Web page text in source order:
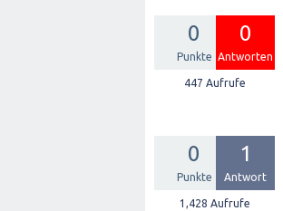
0
Punkte
0
Antworten
447 Aufrufe
0
Punkte
1
Antwort
1,428 Aufrufe